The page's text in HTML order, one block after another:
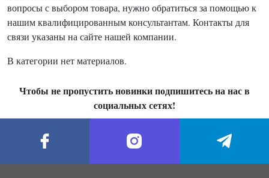
вопросы с выбором товара, нужно обратиться за помощью к
нашим квалифицированным консультантам. Контакты для
связи указаны на сайте нашей компании.
В категории нет материалов.
Чтобы не пропустить новинки подпишитесь на нас в
социальных сетях!